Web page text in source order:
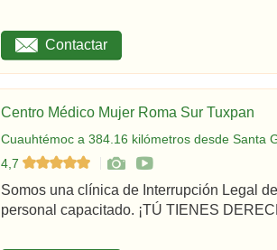
Contactar
Centro Médico Mujer Roma Sur Tuxpan
Cuauhtémoc a 384.16 kilómetros desde Santa
4,7
Somos una clínica de Interrupción Legal
personal capacitado. ¡TÚ TIENES